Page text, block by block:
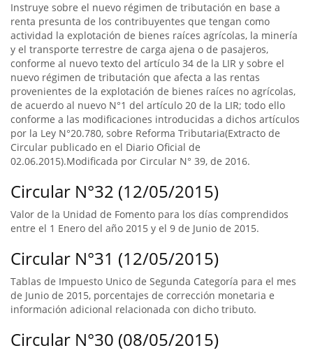
Instruye sobre el nuevo régimen de tributación en base a
renta presunta de los contribuyentes que tengan como
actividad la explotación de bienes raíces agrícolas, la minería
y el transporte terrestre de carga ajena o de pasajeros,
conforme al nuevo texto del artículo 34 de la LIR y sobre el
nuevo régimen de tributación que afecta a las rentas
provenientes de la explotación de bienes raíces no agrícolas,
de acuerdo al nuevo N°1 del artículo 20 de la LIR; todo ello
conforme a las modificaciones introducidas a dichos artículos
por la Ley N°20.780, sobre Reforma Tributaria(Extracto de
Circular publicado en el Diario Oficial de
02.06.2015).Modificada por Circular N° 39, de 2016.
Circular N°32 (12/05/2015)
Valor de la Unidad de Fomento para los días comprendidos
entre el 1 Enero del año 2015 y el 9 de Junio de 2015.
Circular N°31 (12/05/2015)
Tablas de Impuesto Unico de Segunda Categoría para el mes
de Junio de 2015, porcentajes de corrección monetaria e
información adicional relacionada con dicho tributo.
Circular N°30 (08/05/2015)